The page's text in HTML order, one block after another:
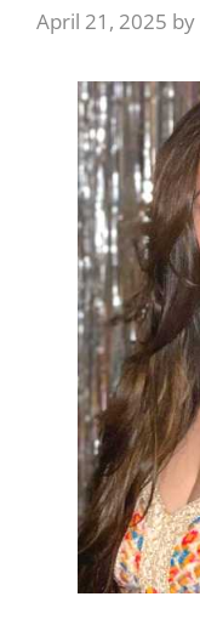
April 21, 2025 by